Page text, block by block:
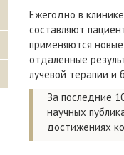
Ежегодно в
составляют
применяются
отдаленные
лучевой терапии и
За последние
научных
достижениях